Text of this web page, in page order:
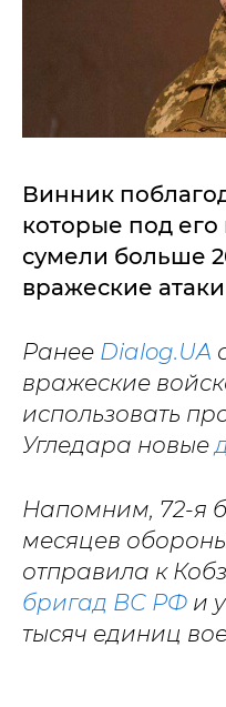
Винник
которые под
сумели больше
вражеские
Ранее Dialog.UA
вражеские
использовать
Угледара новые
Напомним, 72-я
месяцев
отправила к
бригад ВС РФ и
тысяч единиц